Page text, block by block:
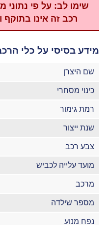
שימו לב: על פי נתוני
רכב זה אינו בתוקף
מידע בסיסי על כלי
שם היצרן
כינוי מסחרי
רמת גימור
שנת ייצור
צבע רכב
מועד עלייה לכביש
מרכב
מספר שילדה
נפח מנוע